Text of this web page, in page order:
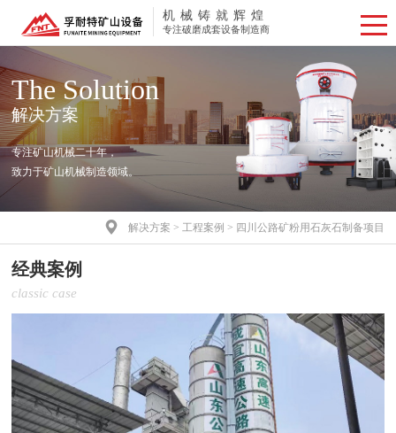
机械铸就辉煌
专注破磨成套设备制造商
The Solution
解决方案
专注矿山机械二十年，
致力于矿山机械制造领域。
 解决方案 > 工程案例 > 四川公路矿粉用石灰石制备项目
经典案例
classic case